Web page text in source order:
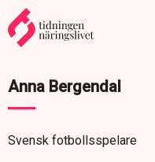
Anna Bergendal
Svensk fotbollsspelare